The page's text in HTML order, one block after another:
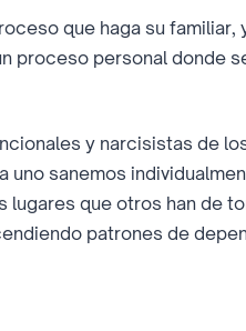
que haga su familiar,
proceso personal donde
y narcisistas de
sanemos
que otros han de
patrones de